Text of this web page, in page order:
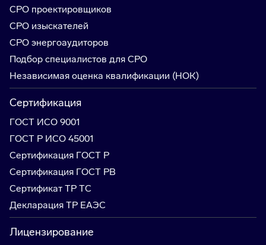
СРО проектировщиков
СРО изыскателей
СРО энергоаудиторов
Подбор специалистов для СРО
Независимая оценка квалификации (НОК)
Сертификация
ГОСТ ИСО 9001
ГОСТ Р ИСО 45001
Сертификация ГОСТ Р
Сертификация ГОСТ РВ
Сертификат ТР ТС
Декларация ТР ЕАЭС
Лицензирование